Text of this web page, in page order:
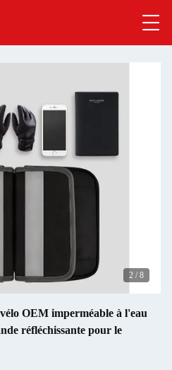
2 / 8
OEM imperméable à l'eau
réfléchissante pour le